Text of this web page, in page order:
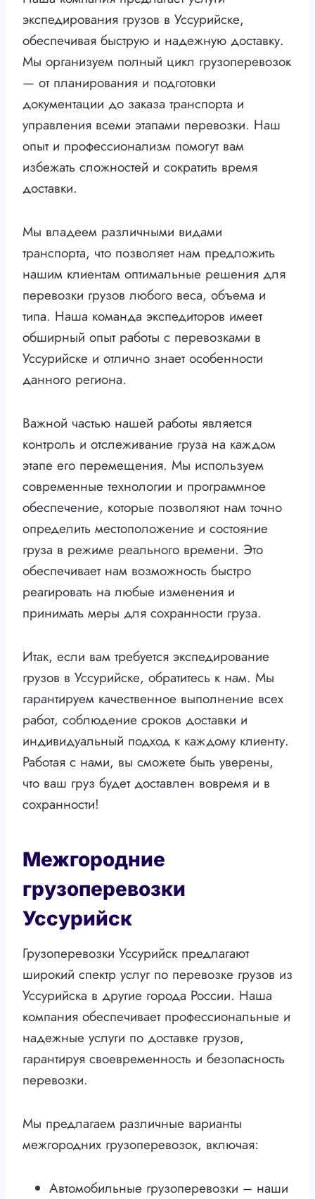
экспедирования грузов в Уссурийске,
обеспечивая быструю и надежную доставку.
Мы организуем полный цикл грузоперевозок
— от планирования и подготовки
документации до заказа транспорта и
управления всеми этапами перевозки. Наш
опыт и профессионализм помогут вам
избежать сложностей и сократить время
доставки.
Мы владеем различными видами
транспорта, что позволяет нам предложить
нашим клиентам оптимальные решения для
перевозки грузов любого веса, объема и
типа. Наша команда экспедиторов имеет
обширный опыт работы с перевозками в
Уссурийске и отлично знает особенности
данного региона.
Важной частью нашей работы является
контроль и отслеживание груза на каждом
этапе его перемещения. Мы используем
современные технологии и программное
обеспечение, которые позволяют нам точно
определить местоположение и состояние
груза в режиме реального времени. Это
обеспечивает нам возможность быстро
реагировать на любые изменения и
принимать меры для сохранности груза.
Итак, если вам требуется экспедирование
грузов в Уссурийске, обратитесь к нам. Мы
гарантируем качественное выполнение всех
работ, соблюдение сроков доставки и
индивидуальный подход к каждому клиенту.
Работая с нами, вы сможете быть уверены,
что ваш груз будет доставлен вовремя и в
сохранности!
Межгородние
грузоперевозки
Уссурийск
Грузоперевозки Уссурийск предлагают
широкий спектр услуг по перевозке грузов из
Уссурийска в другие города России. Наша
компания обеспечивает профессиональные и
надежные услуги по доставке грузов,
гарантируя своевременность и безопасность
перевозки.
Мы предлагаем различные варианты
межгородних грузоперевозок, включая:
Автомобильные грузоперевозки – наши